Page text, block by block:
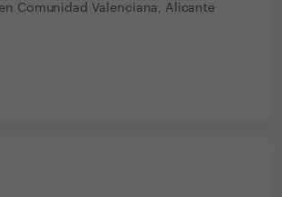
Comunidad Valenciana, Alicante